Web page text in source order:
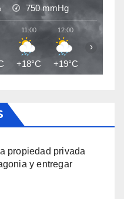
750mmHg
11:00
+18°C
12:00
+19°C
13:00
›
propiedad privada
y entregar